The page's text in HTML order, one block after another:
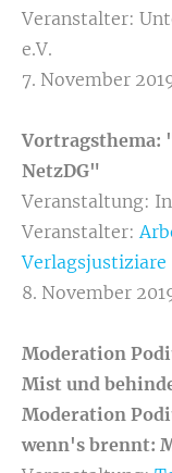
Veranstalter:
e.V.
7. November
Vortragsthema:
NetzDG"
Veranstaltung:
Veranstalter:
Verlagsjustiziare
8. November
Moderation
Mist und
Moderation
wenn's brennt: